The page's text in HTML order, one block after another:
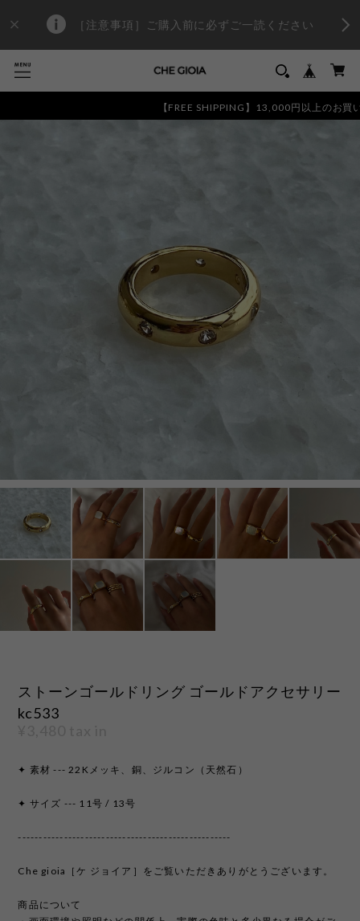
［注意事項］ご購入前に必ずご一読ください
【FREE SHIPPING】13,000円以上のお買い
ストーンゴールドリング ゴールドアクセサリー
kc533
✦ 素材 --- 22Kメッキ、銅、ジルコン（天然石）
✦ サイズ --- 11号 / 13号
---------------------------------------------------
Che gioia［ケ ジョイア］をご覧いただきありがとうございます。
商品について